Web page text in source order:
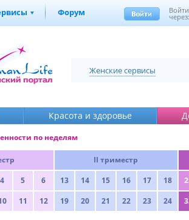
Форум Войти
Женские сервисы
Красота и здоровье
по неделям
II триместр
4 5 6 13 14 15 16 17 18
11 12 19 20 21 22 23 24